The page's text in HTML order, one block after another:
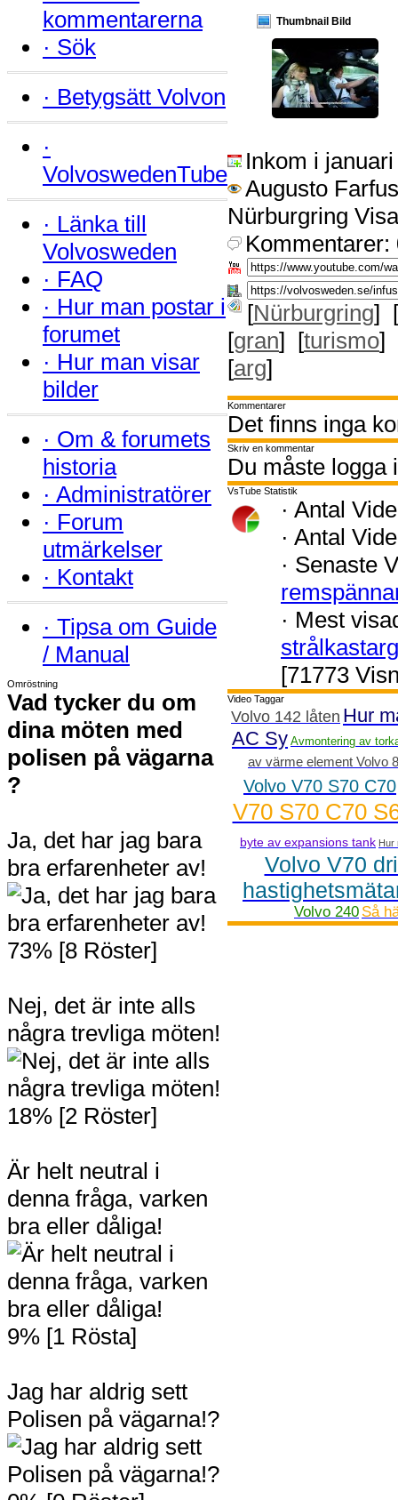
kommentarerna
· Sök
· Betygsätt Volvon
·
VolvoswedenTube
· Länka till
Volvosweden
· FAQ
· Hur man postar i
forumet
· Hur man visar
bilder
· Om & forumets
historia
· Administratörer
· Forum
utmärkelser
· Kontakt
· Tipsa om Guide
/ Manual
Omröstning
Vad tycker du om
dina möten med
polisen på vägarna
?
Ja, det har jag bara
bra erfarenheter av!
73% [8 Röster]
Nej, det är inte alls
några trevliga möten!
18% [2 Röster]
Är helt neutral i
denna fråga, varken
bra eller dåliga!
9% [1 Rösta]
Jag har aldrig sett
Polisen på vägarna!?
Thumbnail Bild
Inkom i
Augusto
Nürburgring
Kommentarer:
[Nürburgring] [
[gran] [turismo]
[arg]
Kommentarer
Det finns inga
Skriv en kommentar
Du måste logga
VsTube Statistik
· Antal
· Antal
· Senaste
· Mest
[71773
Video Taggar
Volvo 142 låten Hur
AC Sy Avmontering av
av värme element Volvo
Volvo V70 S70 C70
V70 S70 C70
byte av expansions tank Hur
Volvo V70
Volvo 240 Så